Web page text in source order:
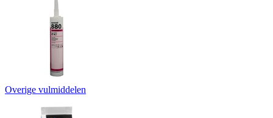
Overige vulmiddelen